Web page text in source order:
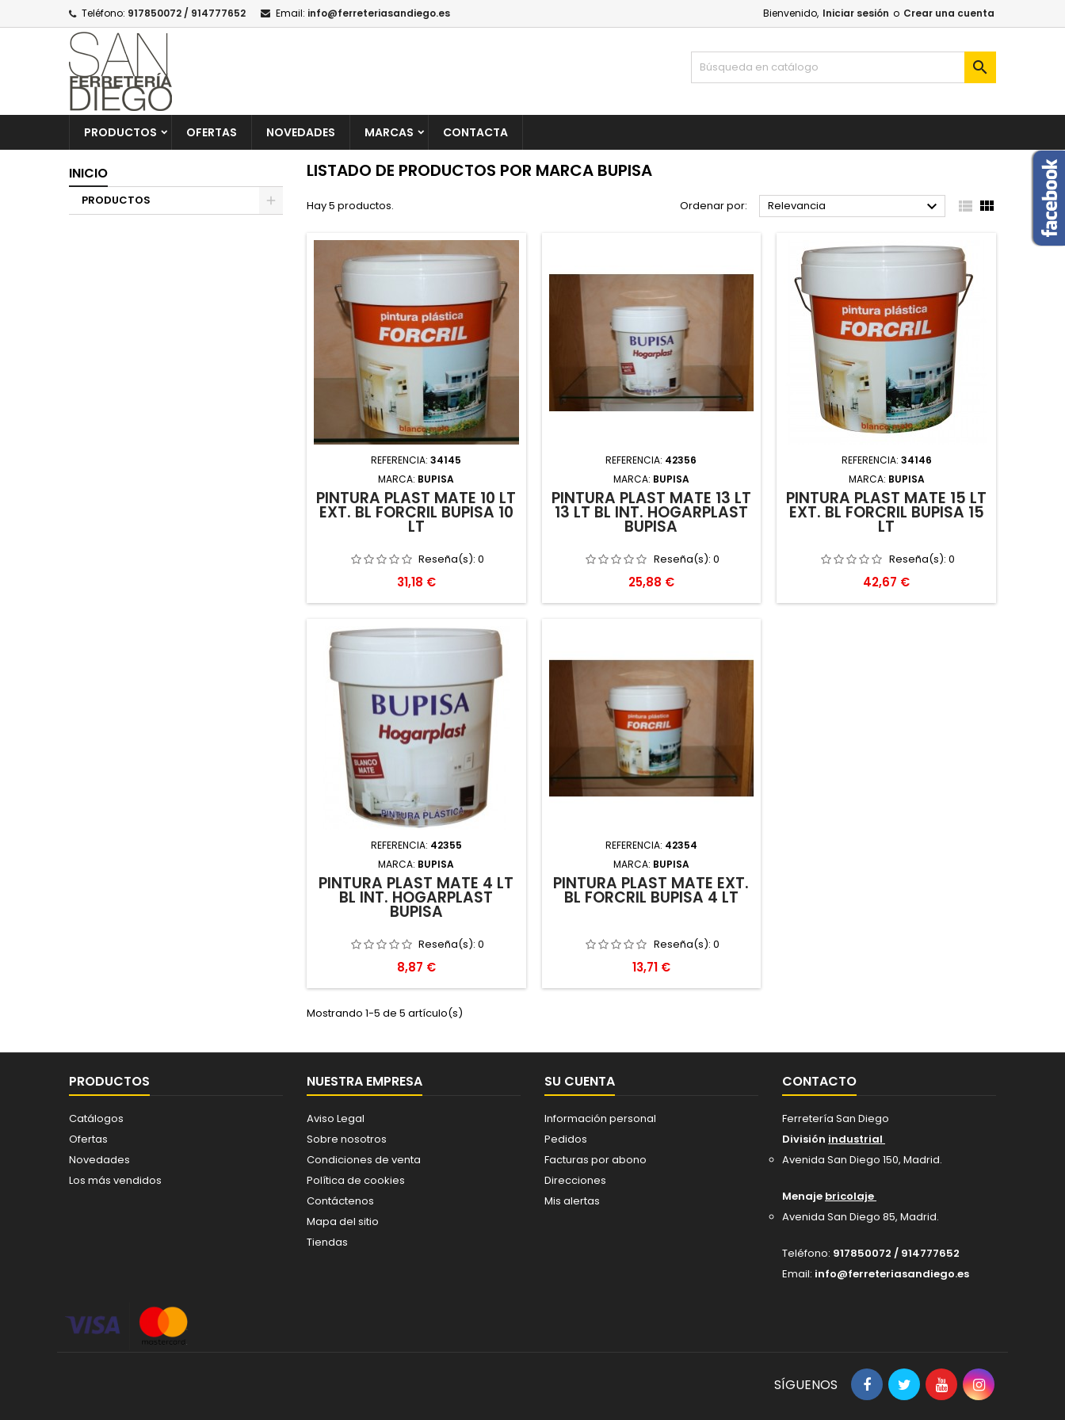
Teléfono: 917850072 / 914777652 Email: info@ferreteriasandiego.es Bienvenido, Iniciar sesión o Crear una cuenta

PRODUCTOS OFERTAS NOVEDADES MARCAS CONTACTA
INICIO
PRODUCTOS
LISTADO DE PRODUCTOS POR MARCA BUPISA
Hay 5 productos. Ordenar por: Relevancia   
REFERENCIA:34145
MARCA: BUPISA
PINTURA PLAST MATE 10 LT
EXT. BL FORCRIL BUPISA 10
LT
Reseña(s):0
Precio
31,18 €
REFERENCIA: 42356
MARCA: BUPISA
PINTURA PLAST MATE 13 LT
13 LT BL INT. HOGARPLAST
BUPISA
Reseña(s): 0
Precio
25,88 €
REFERENCIA: 34146
MARCA: BUPISA
PINTURA PLAST MATE 15 LT
EXT. BL FORCRIL BUPISA 15
LT
Reseña(s): 0
Precio
42,67 €
REFERENCIA: 42355
MARCA: BUPISA
PINTURA PLAST MATE 4 LT
BL INT. HOGARPLAST
BUPISA
Reseña(s):0
Precio
8,87 €
REFERENCIA: 42354
MARCA: BUPISA
PINTURA PLAST MATE EXT.
BL FORCRIL BUPISA 4 LT
Reseña(s): 0
Precio
13,71 €
Mostrando 1-5 de 5 artículo(s)
PRODUCTOS
Catálogos
Ofertas
Novedades
Los más vendidos
NUESTRA EMPRESA
Aviso Legal
Sobre nosotros
Condiciones de venta
Política de cookies
Contáctenos
Mapa del sitio
Tiendas
SU CUENTA
Información personal
Pedidos
Facturas por abono
Direcciones
Mis alertas
CONTACTO
Ferretería San Diego
División industrial
Avenida San Diego 150, Madrid.
Menaje bricolaje
Avenida San Diego 85, Madrid.
Teléfono: 917850072 / 914777652
Email: info@ferreteriasandiego.es
SÍGUENOS